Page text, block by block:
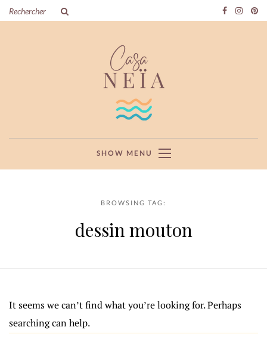
SHOW MENU
BROWSING TAG:
dessin mouton
It seems we can’t find what you’re looking for. Perhaps
searching can help.